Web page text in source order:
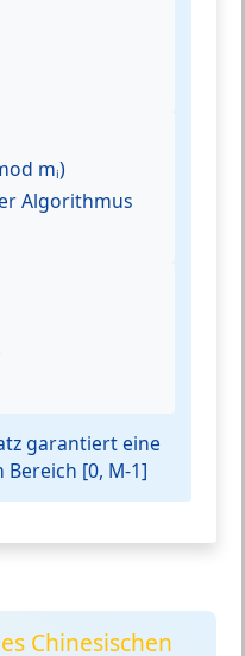
mᵢ)
Algorithmus
garantiert eine
[0, M-1]
Chinesischen